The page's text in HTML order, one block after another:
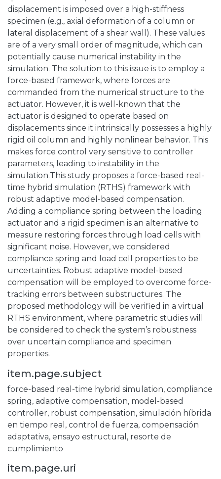
displacement is imposed over a high-stiffness
specimen (e.g., axial deformation of a column or
lateral displacement of a shear wall). These values
are of a very small order of magnitude, which can
potentially cause numerical instability in the
simulation. The solution to this issue is to employ a
force-based framework, where forces are
commanded from the numerical structure to the
actuator. However, it is well-known that the
actuator is designed to operate based on
displacements since it intrinsically possesses a highly
rigid oil column and highly nonlinear behavior. This
makes force control very sensitive to controller
parameters, leading to instability in the
simulation.This study proposes a force-based real-
time hybrid simulation (RTHS) framework with
robust adaptive model-based compensation.
Adding a compliance spring between the loading
actuator and a rigid specimen is an alternative to
measure restoring forces through load cells with
significant noise. However, we considered
compliance spring and load cell properties to be
uncertainties. Robust adaptive model-based
compensation will be employed to overcome force-
tracking errors between substructures. The
proposed methodology will be verified in a virtual
RTHS environment, where parametric studies will
be considered to check the system’s robustness
over uncertain compliance and specimen
properties.
item.page.subject
force-based real-time hybrid simulation, compliance
spring, adaptive compensation, model-based
controller, robust compensation, simulación híbrida
en tiempo real , control de fuerza, compensación
adaptativa, ensayo estructural , resorte de
cumplimiento
item.page.uri